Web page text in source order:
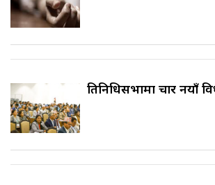
प्रतिनिधिसभामा चार नयाँ